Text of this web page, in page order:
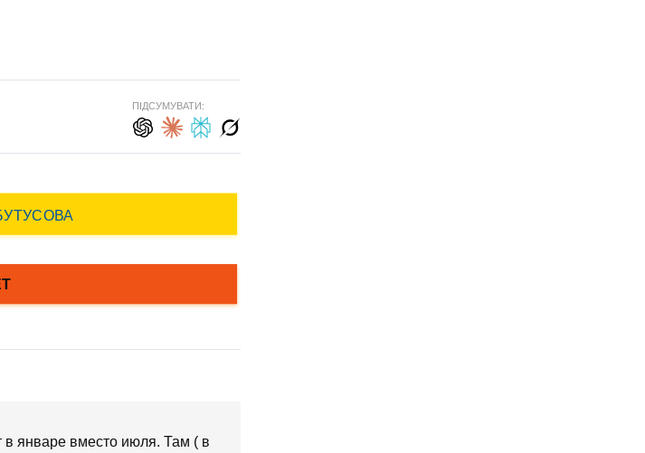
ПІДСУМУВАТИ:
январе вместо июля. Там ( в